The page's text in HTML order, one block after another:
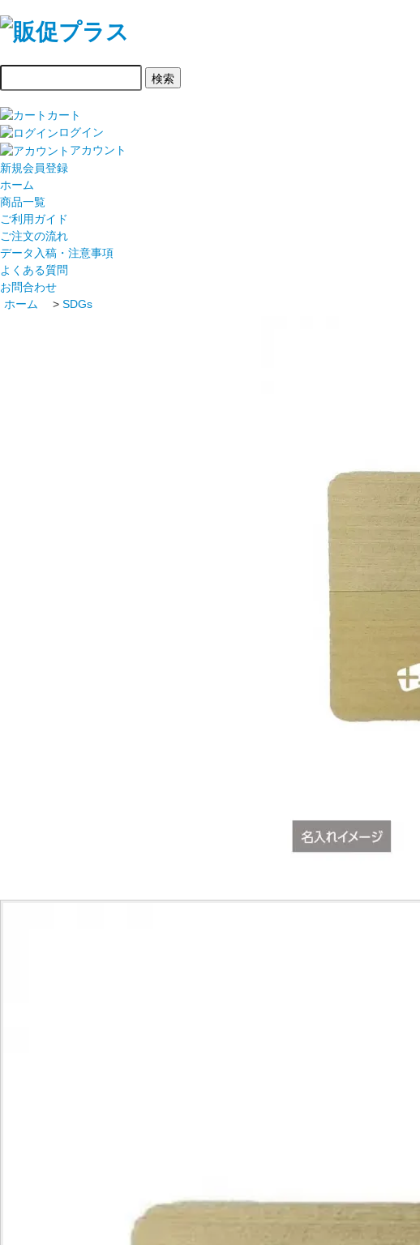
カート
ログイン
アカウント
新規会員登録
ホーム
商品一覧
ご利用ガイド
ご注文の流れ
データ入稿・注意事項
よくある質問
お問合わせ
ホーム
> SDGs